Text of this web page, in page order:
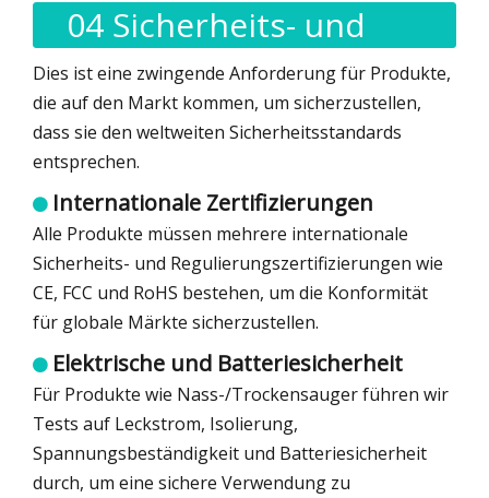
04 Sicherheits- und
Compliance-Tests
Dies ist eine zwingende Anforderung für Produkte,
die auf den Markt kommen, um sicherzustellen,
dass sie den weltweiten Sicherheitsstandards
entsprechen.
 Internationale Zertifizierungen
Alle Produkte müssen mehrere internationale
Sicherheits- und Regulierungszertifizierungen wie
CE, FCC und RoHS bestehen, um die Konformität
für globale Märkte sicherzustellen.
 Elektrische und Batteriesicherheit
Für Produkte wie Nass-/Trockensauger führen wir
Tests auf Leckstrom, Isolierung,
Spannungsbeständigkeit und Batteriesicherheit
durch, um eine sichere Verwendung zu